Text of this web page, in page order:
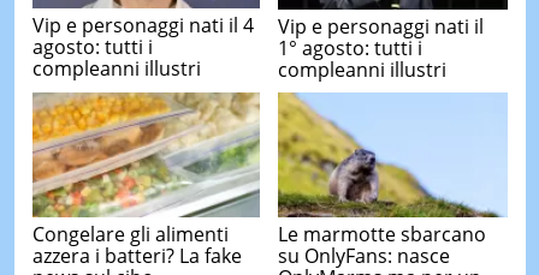
Vip e personaggi nati il 4
agosto: tutti i
compleanni illustri
Vip e personaggi nati il
1° agosto: tutti i
compleanni illustri
Congelare gli alimenti
azzera i batteri? La fake
Le marmotte sbarcano
su OnlyFans: nasce